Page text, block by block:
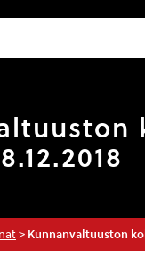
> Kunnanvaltuuston